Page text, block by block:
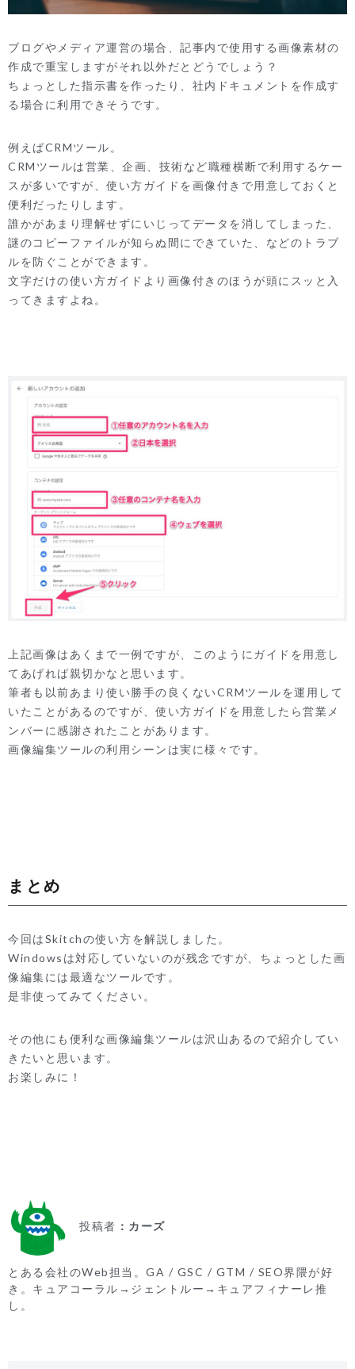
ブログやメディア運営の場合、記事内で使用する画像素材の
作成で重宝しますがそれ以外だとどうでしょう？
ちょっとした指示書を作ったり、社内ドキュメントを作成す
る場合に利用できそうです。
例えばCRMツール。
CRMツールは営業、企画、技術など職種横断で利用するケー
スが多いですが、使い方ガイドを画像付きで用意しておくと
便利だったりします。
誰かがあまり理解せずにいじってデータを消してしまった、
謎のコピーファイルが知らぬ間にできていた、などのトラブ
ルを防ぐことができます。
文字だけの使い方ガイドより画像付きのほうが頭にスッと入
ってきますよね。
上記画像はあくまで一例ですが、このようにガイドを用意し
てあげれば親切かなと思います。
筆者も以前あまり使い勝手の良くないCRMツールを運用して
いたことがあるのですが、使い方ガイドを用意したら営業メ
ンバーに感謝されたことがあります。
画像編集ツールの利用シーンは実に様々です。
まとめ
今回はSkitchの使い方を解説しました。
Windowsは対応していないのが残念ですが、ちょっとした画
像編集には最適なツールです。
是非使ってみてください。
その他にも便利な画像編集ツールは沢山あるので紹介してい
きたいと思います。
お楽しみに！
投稿者 カーズ
とある会社のWeb担当。GA / GSC / GTM / SEO界隈が好
き。キュアコーラル→ジェントルー→キュアフィナーレ推
し。